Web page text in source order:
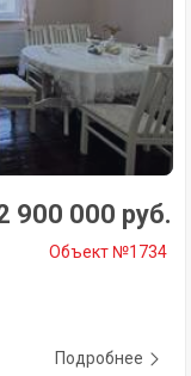
900 000 руб.
Объект №1734
Подробнее